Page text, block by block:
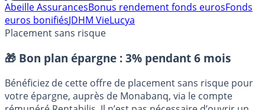
⭐️ Suivre sur Google
Abeille AssurancesBonus rendement fonds euros
Placement sans risque
🎁 Bon plan épargne : 3% pendant 6 mois
Bénéficiez de cette offre de placement sans risque pour